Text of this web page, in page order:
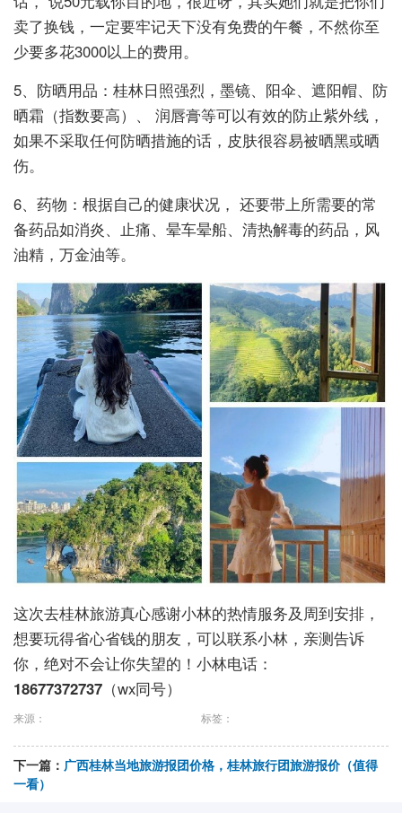
卖了换钱，一定要牢记天下没有免费的午餐，不然你至
少要多花3000以上的费用。
5、防晒用品：桂林日照强烈，墨镜、阳伞、遮阳帽、防
晒霜（指数要高）、 润唇膏等可以有效的防止紫外线，
如果不采取任何防晒措施的话，皮肤很容易被晒黑或晒
伤。
6、药物：根据自己的健康状况， 还要带上所需要的常
备药品如消炎、止痛、晕车晕船、清热解毒的药品，风
油精，万金油等。
这次去桂林旅游真心感谢小林的热情服务及周到安排，
想要玩得省心省钱的朋友，可以联系小林，亲测告诉
你，绝对不会让你失望的！小林电话：
18677372737 （wx同号）
来源： 标签：
下一篇： 广西桂林当地旅游报团价格，桂林旅行团旅游报价（值得
一看）